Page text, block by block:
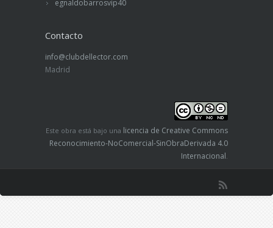
egnaldobarrosvip40
Contacto
info@clubdellector.com
Madrid
Este obra está bajo una licencia de Creative Commons
Reconocimiento-NoComercial-SinObraDerivada 4.0
Internacional